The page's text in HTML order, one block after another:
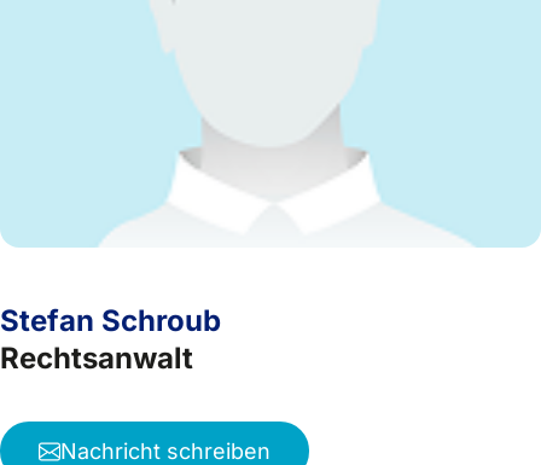
Stefan Schroub
Rechtsanwalt
Nachricht schreiben